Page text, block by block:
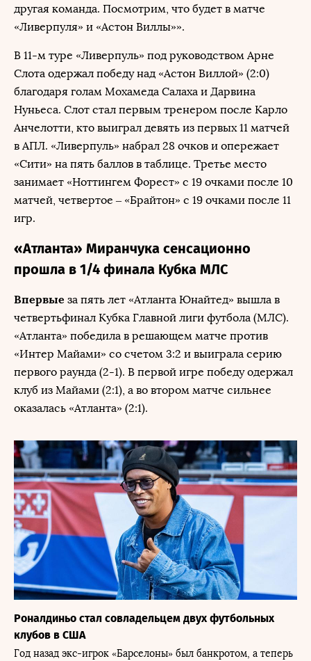
другая команда. Посмотрим, что будет в матче
«Ливерпуля» и «Астон Виллы»».
В 11-м туре «Ливерпуль» под руководством Арне
Слота одержал победу над «Астон Виллой» (2:0)
благодаря голам Мохамеда Салаха и Дарвина
Нуньеса. Слот стал первым тренером после Карло
Анчелотти, кто выиграл девять из первых 11 матчей
в АПЛ. «Ливерпуль» набрал 28 очков и опережает
«Сити» на пять баллов в таблице. Третье место
занимает «Ноттингем Форест» с 19 очками после 10
матчей, четвертое – «Брайтон» с 19 очками после 11
игр.
«Атланта» Миранчука сенсационно
прошла в 1/4 финала Кубка МЛС
Впервые за пять лет «Атланта Юнайтед» вышла в
четвертьфинал Кубка Главной лиги футбола (МЛС).
«Атланта» победила в решающем матче против
«Интер Майами» со счетом 3:2 и выиграла серию
первого раунда (2-1). В первой игре победу одержал
клуб из Майами (2:1), а во втором матче сильнее
оказалась «Атланта» (2:1).
Роналдиньо стал совладельцем двух футбольных
клубов в США
Год назад экс-игрок «Барселоны» был банкротом, а теперь